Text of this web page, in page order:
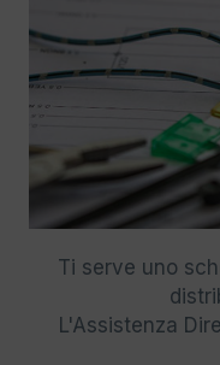
Ti serve uno
L'Assistenza